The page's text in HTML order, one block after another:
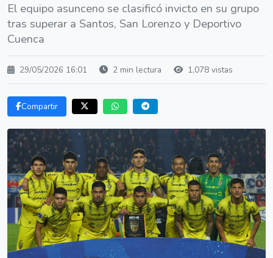
El equipo asunceno se clasificó invicto en su grupo
tras superar a Santos, San Lorenzo y Deportivo
Cuenca
29/05/2026 16:01 2 min lectura 1,078 vistas
Compartir